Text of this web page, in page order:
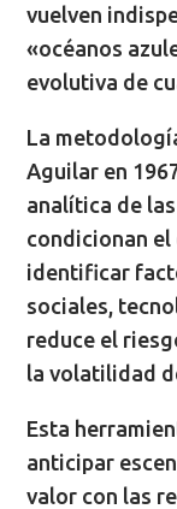
vuelven
«océanos
evolutiva de
La
Aguilar en
analítica de
condicionan
identificar
sociales,
reduce el
la volatilidad
Esta
anticipar
valor con las